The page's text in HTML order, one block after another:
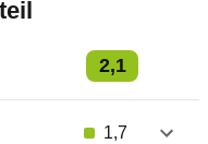
2,1
1,7